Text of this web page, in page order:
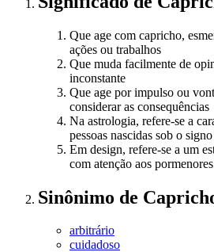
Que age com capricho,
ações ou trabalhos
Que muda facilmente de
inconstante
Que age por impulso ou
considerar as consequências
Na astrologia, refere-se a
pessoas nascidas sob o
Em design, refere-se a um
com atenção aos pormenores
Sinônimo de
arbitrário
cuidadoso